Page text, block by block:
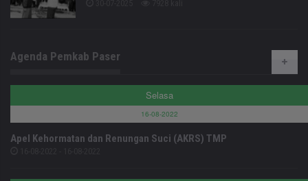
Agenda Pemkab Paser
Selasa
16-08-2022
Apel Kehormatan dan Renungan Suci (AKRS) TMP